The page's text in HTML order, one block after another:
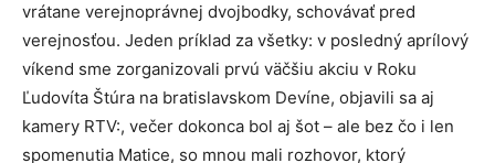
vrátane verejnoprávnej dvojbodky, schovávať pred
verejnosťou. Jeden príklad za všetky: v posledný aprílový
víkend sme zorganizovali prvú väčšiu akciu v Roku
Ľudovíta Štúra na bratislavskom Devíne, objavili sa aj
kamery RTV:, večer dokonca bol aj šot – ale bez čo i len
spomenutia Matice, so mnou mali rozhovor, ktorý